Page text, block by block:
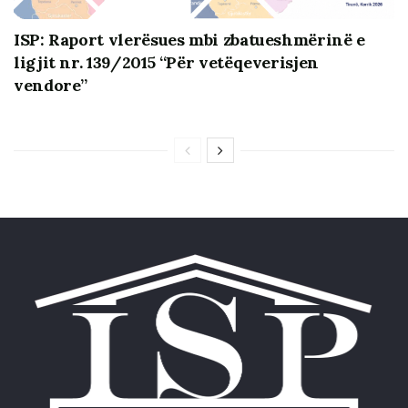
Kjo praktikë pune, sipas të cilës institucionet e
drejtësisë, të pavarura dhe kushtetuese dërgojnë
përfaqësues për të qenë pjesë teknike e
Komisionit, pra në funksion të Komisionit dhe në
institucioneve të pavarura dhe të vetë ekspertëve
perceptimin se institucionet e pavarura duhet të
japin llogari përpara një Komisioni politik.
I njëjti vlerëson vlen edhe për shoqërinë civile, e
cila duke qenë monitoruese dhe pjesë e aktivitetit
konsultues, sipas ligjit, nuk mund të jetë edhe
pjesë e stafit teknik asistues të Komisionit politik
ISP: Raport vlerësues mbi zbatueshmërinë e
ligjit nr. 139/2015 “Për vetëqeverisjen
vendore”